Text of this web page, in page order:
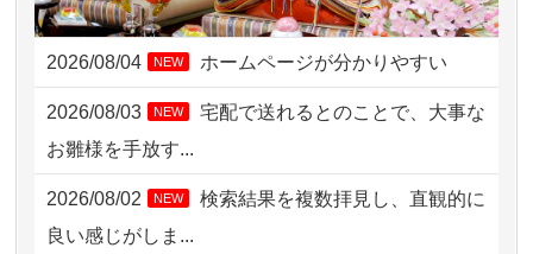
2026/08/04 00:38 中野区の方からお申込み
2026/08/03 21:17 愛知県の方からお申込み
2026/08/02 18:47 虎ノ門の方からお申込み
2026/08/04 NEW ホームページが分かりやすい
2026/08/03 NEW
宅配で送れるとのことで、大事な
お雛様を手放す...
2026/08/02 NEW
検索結果を複数拝見し、直観的に
良い感じがしま...